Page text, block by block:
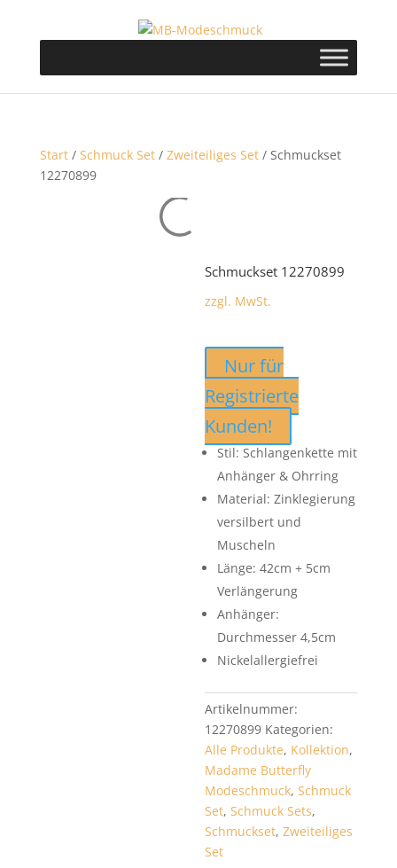
Start/ Schmuck Set/ Zweiteiliges Set/ Schmuckset
12270899
Schmuckset 12270899
zzgl. MwSt.
Nur für
Registrierte
Kunden!
Stil: Schlangenkette mit
Anhänger & Ohrring
Material: Zinklegierung
versilbert und
Muscheln
Länge: 42cm + 5cm
Verlängerung
Anhänger:
Durchmesser 4,5cm
Nickelallergiefrei
Artikelnummer:
12270899 Kategorien:
Alle Produkte, Kollektion,
Madame Butterfly
Modeschmuck,Schmuck
Set,Schmuck Sets,
Schmuckset,Zweiteiliges
Set